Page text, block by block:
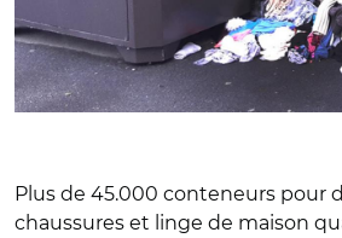
Plus de 45.000 conteneurs pour
chaussures et linge de maison